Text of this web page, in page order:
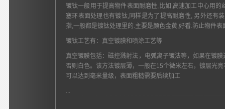
镀钛一般用于提高物件表面耐磨性,比如,高速加工中心用
塞环表面处理也有镀钛,同样是为了提高耐磨性, 另外还有
指,一般都是镀钛处理里的.主要是颜色金黄,好看.防止物件表
镀钛工艺有：真空镀膜和喷涂工艺等
真空镀膜包括：磁控溅射法，电弧离子镀法等，如果在镀
否则白色。该方法镀层薄，一般在15个微米左右，镀层光
可以达到毫米量级，表面粗糙需要后续加工